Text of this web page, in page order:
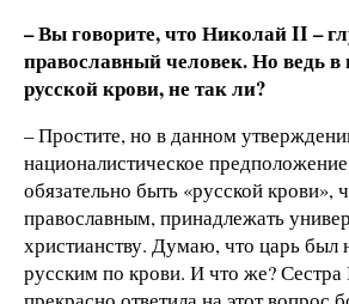
– Вы говорите, что НиколайII –
православный человек. Но ведь
русской крови, не так ли?
– Простите, но в данном
националистическое
обязательно быть «русской крови»,
православным, принадлежать
христианству. Думаю, что царь был
русским по крови. И что же?